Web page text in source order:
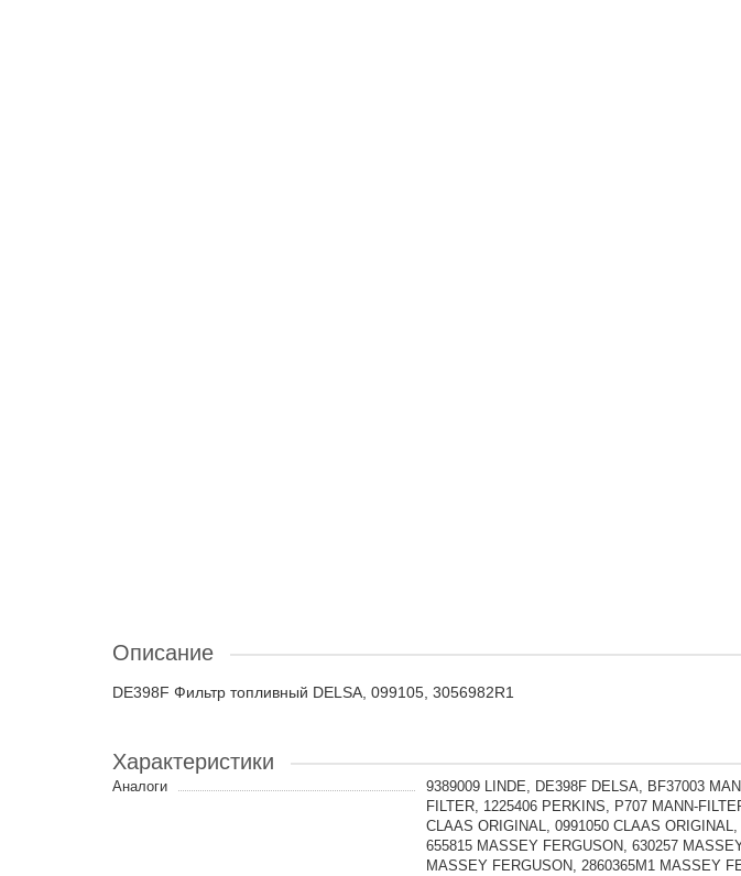
Описание
DE398F Фильтр топливный DELSA, 099105, 3056982R1
Характеристики
Аналоги
9389009 LINDE, DE398F DELSA, BF37003
FILTER, 1225406 PERKINS, P707 MANN-
CLAAS ORIGINAL, 0991050 CLAAS
655815 MASSEY FERGUSON, 630257
MASSEY FERGUSON, 2860365M1 MASSEY